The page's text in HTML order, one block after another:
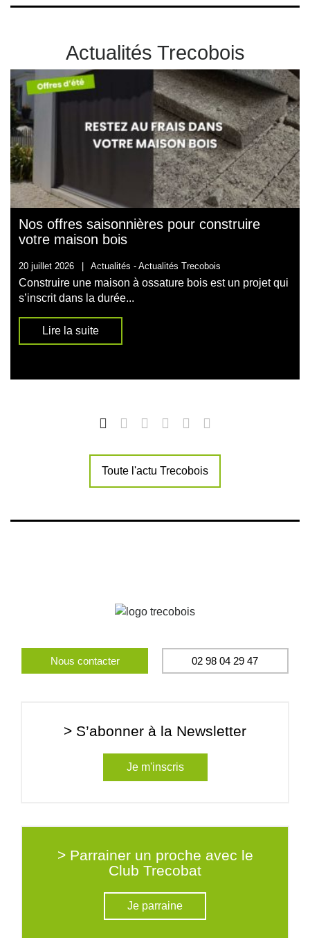
Actualités Trecobois
Nos offres saisonnières pour construire
votre maison bois
20 juillet 2026 Actualités - Actualités Trecobois
Construire une maison à ossature bois est un projet qui
s’inscrit dans la durée...
Lire la suite
Toute l'actu Trecobois
Nous contacter 02 98 04 29 47
> S’abonner à la Newsletter
Je m'inscris
> Parrainer un proche avec le
Club Trecobat
Je parraine